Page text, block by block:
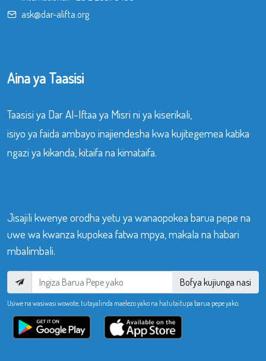
ask@dar-alifta.org
Aina ya Taasisi
Taasisi ya Dar Al-Iftaa ya Misri ni ya kiserikali,
isiyo ya faida ambayo inajiendesha kwa kujitegemea katika
ngazi ya kikanda, kitaifa na kimataifa.
Jisajili kwenye orodha yetu ya wanaopokea barua pepe na
uwe wa kwanza kupokea fatwa mpya, makala na habari
mbalimbali.
Bofya kujiunga nasi
Usiwe na wasiwasi wowote, tutayalinda maelezo yako na hatutaitupa barua pepe yako.